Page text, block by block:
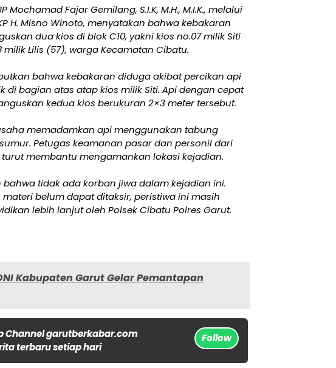
Mochamad Fajar Gemilang, S.I.K, M.H., M.I.K., melalui
H. Misno Winoto, menyatakan bahwa kebakaran
dua kios di blok C10, yakni kios no.07 milik Siti
Lilis (57), warga Kecamatan Cibatu.
bahwa kebakaran diduga akibat percikan api
di bagian atas atap kios milik Siti. Api dengan cepat
kedua kios berukuran 2×3 meter tersebut.
memadamkan api menggunakan tabung
Petugas keamanan pasar dan personil dari
membantu mengamankan lokasi kejadian.
bahwa tidak ada korban jiwa dalam kejadian ini.
belum dapat ditaksir, peristiwa ini masih
lebih lanjut oleh Polsek Cibatu Polres Garut.
Kabupaten Garut Gelar Pemantapan
Channel garutberkabar.com
terbaru setiap hari
Follow